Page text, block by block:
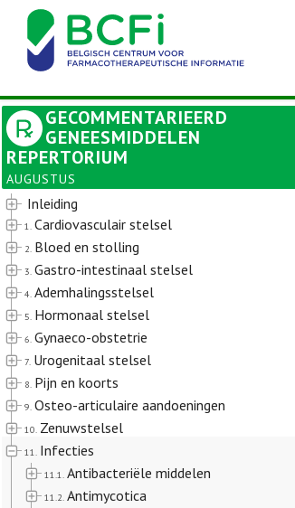
GECOMMENTARIEERD
GENEESMIDDELEN
REPERTORIUM
AUGUSTUS
Inleiding
1. Cardiovasculair stelsel
2. Bloed en stolling
3. Gastro-intestinaal stelsel
4. Ademhalingsstelsel
5. Hormonaal stelsel
6. Gynaeco-obstetrie
7. Urogenitaal stelsel
8. Pijn en koorts
9. Osteo-articulaire aandoeningen
10. Zenuwstelsel
11. Infecties
11.1. Antibacteriële middelen
11.2. Antimycotica